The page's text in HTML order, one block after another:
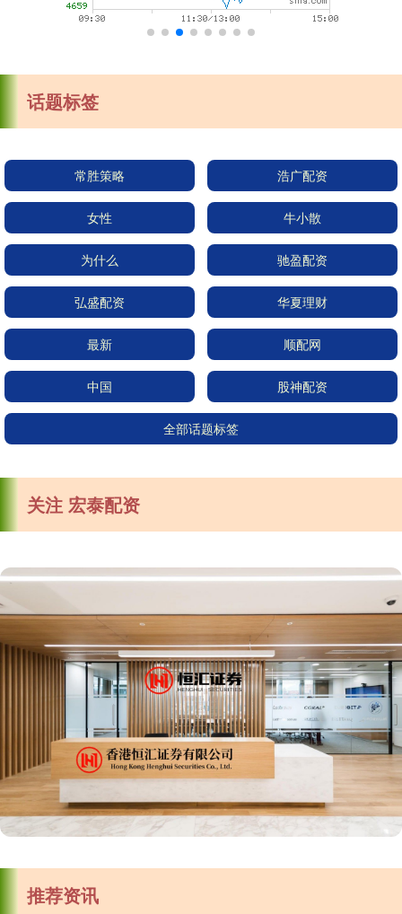
话题标签
常胜策略 浩广配资
女性 牛小散
为什么 驰盈配资
弘盛配资 华夏理财
最新 顺配网
中国 股神配资
全部话题标签
关注 宏泰配资
推荐资讯